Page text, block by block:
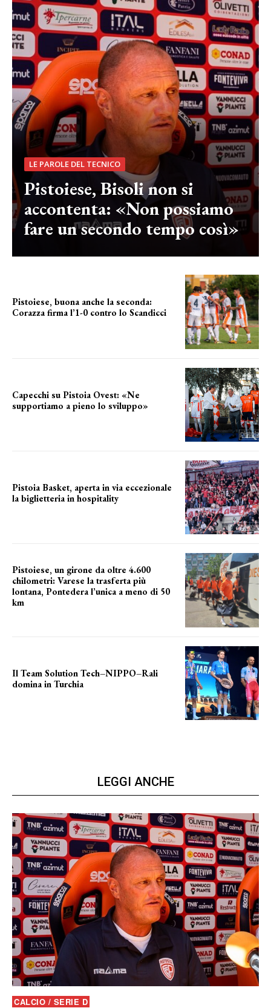
LE PAROLE DEL TECNICO
Pistoiese, Bisoli non si
accontenta: «Non possiamo
fare un secondo tempo così»
Pistoiese, buona anche la seconda:
Corazza firma l’1-0 contro lo Scandicci
Capecchi su Pistoia Ovest: «Ne
supportiamo a pieno lo sviluppo»
Pistoia Basket, aperta in via eccezionale
la biglietteria in hospitality
Pistoiese, un girone da oltre 4.600
chilometri: Varese la trasferta più
lontana, Pontedera l’unica a meno di 50
km
Il Team Solution Tech–NIPPO–Rali
domina in Turchia
LEGGI ANCHE
CALCIO / SERIE D